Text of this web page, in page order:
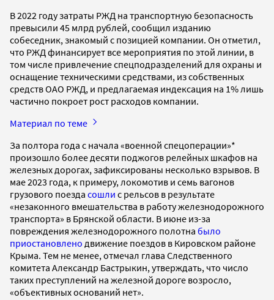
В 2022 году затраты РЖД на транспортную безопасность
превысили 45 млрд рублей, сообщил изданию
собеседник, знакомый с позицией компании. Он отметил,
что РЖД финансирует все мероприятия по этой линии, в
том числе привлечение спецподразделений для охраны и
оснащение техническими средствами, из собственных
средств ОАО РЖД, и предлагаемая индексация на 1% лишь
частично покроет рост расходов компании.
Материал по теме
За полтора года с начала «военной спецоперации»*
произошло более десяти поджогов релейных шкафов на
железных дорогах, зафиксированы несколько взрывов. В
мае 2023 года, к примеру, локомотив и семь вагонов
грузового поезда сошли с рельсов в результате
«незаконного вмешательства в работу железнодорожного
транспорта» в Брянской области. В июне из-за
повреждения железнодорожного полотна было
приостановлено движение поездов в Кировском районе
Крыма. Тем не менее, отмечал глава Следственного
комитета Александр Бастрыкин, утверждать, что число
таких преступлений на железной дороге возросло,
«объективных оснований нет».